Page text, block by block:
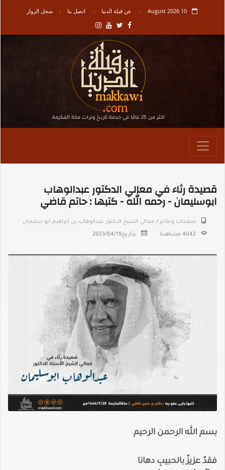
10 August 2026 عن قبلة الدنيا اتصل بنا سجل الزوار
أكثر من 25 عامًا في خدمة تاريـخ وتراث مكة المكرمة
قصيدة رثاء في معالي الدكتور عبدالوهاب
ابوسليمان - رحمه الله - كتبها : حاتم قاضي
صفحات وتقاير / معالي الشيخ الدكتور عبدالوهاب بن إبراهيم أبو سليمان
4042 مشاهدة بتاريخ2023/04/19
بسم الله الرحمن الرحيم
فقدٌ عزيزٌ بالحبيبِ دهانا